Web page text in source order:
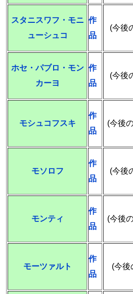
スタニスワフ・モニ
ューシュコ
作
品
(今後
ホセ・パブロ・モン
カーヨ
作
品
(今後
モシュコフスキ
作
品
(今後
モソロフ
作
品
(今後
モンティ
作
品
(今後
モーツァルト
作
品
(今後